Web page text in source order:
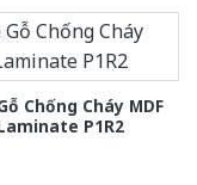
Chống Cháy MDF
P1R2